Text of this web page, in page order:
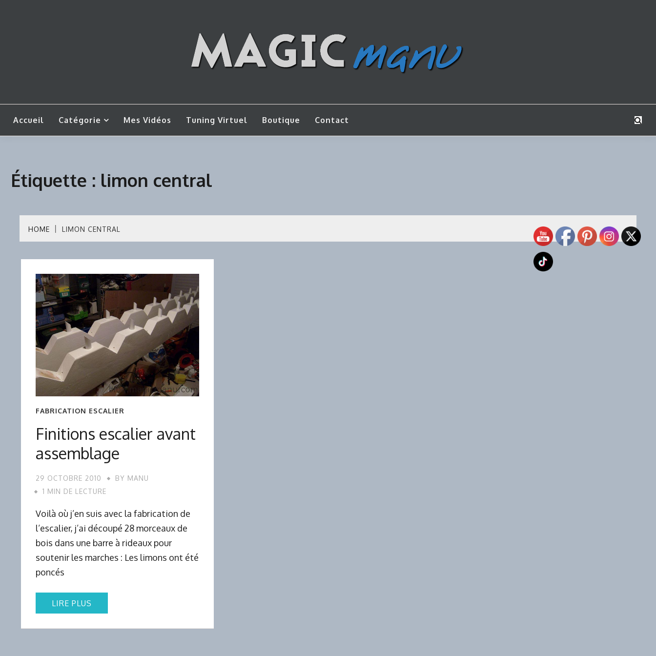
MAGICMANU
Accueil Catégorie Mes Vidéos Tuning Virtuel Boutique Contact
Étiquette : limon central
HOME LIMON CENTRAL
FABRICATION ESCALIER
Finitions escalier avant
assemblage
29 OCTOBRE 2010 BY MANU
1 MIN DE LECTURE
Voilà où j’en suis avec la fabrication de
l’escalier, j’ai découpé 28 morceaux de
bois dans une barre à rideaux pour
soutenir les marches : Les limons ont été
poncés
LIRE PLUS